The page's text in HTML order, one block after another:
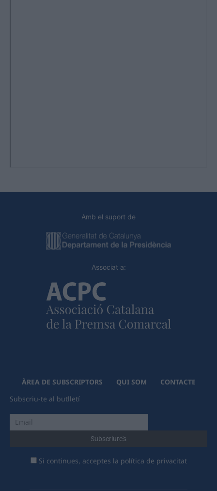
Amb el suport de
Associat a:
ÀREA DE SUBSCRIPTORS QUI SOM
CONTACTE
Subscriu-te al butlletí
Si continues, acceptes la política de privacitat